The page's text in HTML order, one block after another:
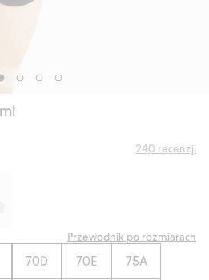
240 recenzji
Przewodnik po rozmiarach
70D 70E 75A